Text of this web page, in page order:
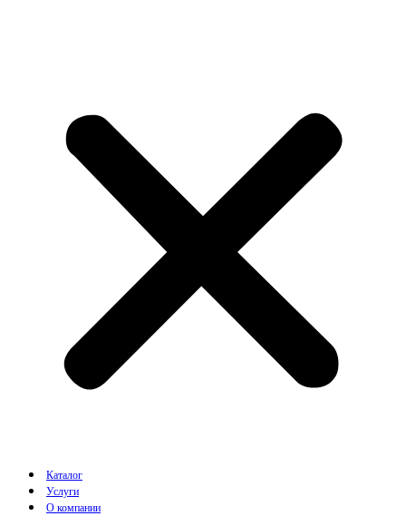
Каталог
Услуги
О компании